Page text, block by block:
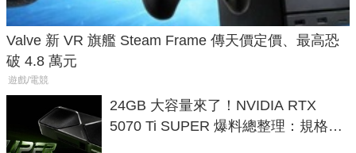
Valve 新 VR 旗艦 Steam Frame 傳天價定價、最高恐
破 4.8 萬元
遊戲/電競
24GB 大容量來了！NVIDIA RTX
5070 Ti SUPER 爆料總整理：規格、